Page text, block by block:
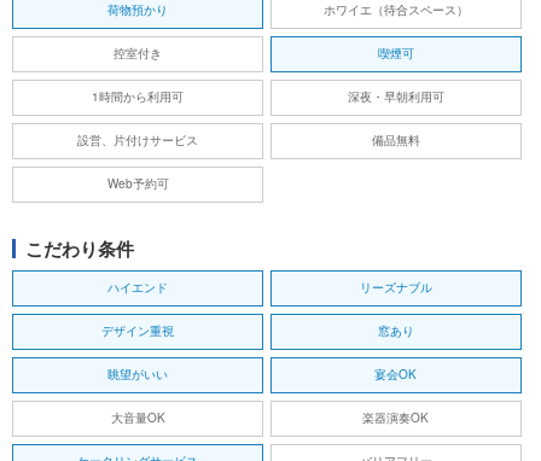
荷物預かり ホワイエ（待合スペース）
控室付き 喫煙可
1時間から利用可 深夜・早朝利用可
設営、片付けサービス 備品無料
Web予約可
こだわり条件
ハイエンド リーズナブル
デザイン重視 窓あり
眺望がいい 宴会OK
大音量OK 楽器演奏OK